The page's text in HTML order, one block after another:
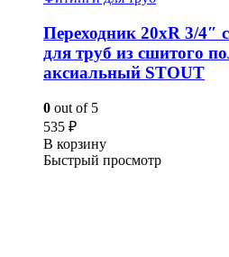
Переходник 20xR 3/4″
для труб из сшитого
аксиальный STOUT
0 out of 5
535 ₽
В корзину
Быстрый просмотр